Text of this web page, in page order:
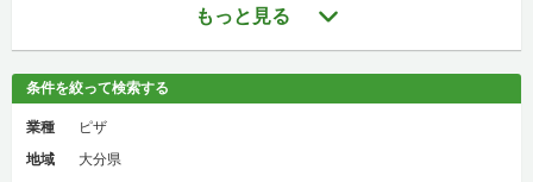
もっと見る
条件を絞って検索する
業種
ピザ
地域
大分県